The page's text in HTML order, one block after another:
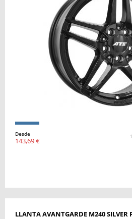
Desde
143,69 €
LLANTA AVANTGARDE M240 SILVER